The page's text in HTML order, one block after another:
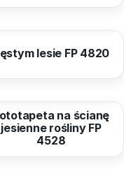
lesie FP 4820
40,96 zł
na ścianę
jesienne rośliny FP
4528
40,96 zł